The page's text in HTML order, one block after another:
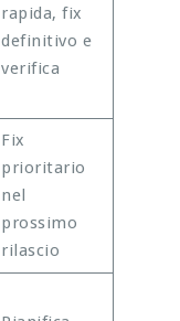
rapida, fix
definitivo e
verifica
Fix
prioritario
nel
prossimo
rilascio